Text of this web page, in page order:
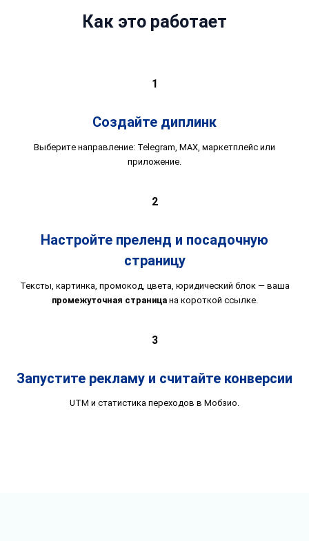
Как это работает
1
Создайте диплинк
Выберите направление: Telegram, MAX, маркетплейс или
приложение.
2
Настройте преленд и посадочную
страницу
Тексты, картинка, промокод, цвета, юридический блок — ваша
промежуточная страницана короткой ссылке.
3
Запустите рекламу и считайте конверсии
UTM и статистика переходов в Мобзио.